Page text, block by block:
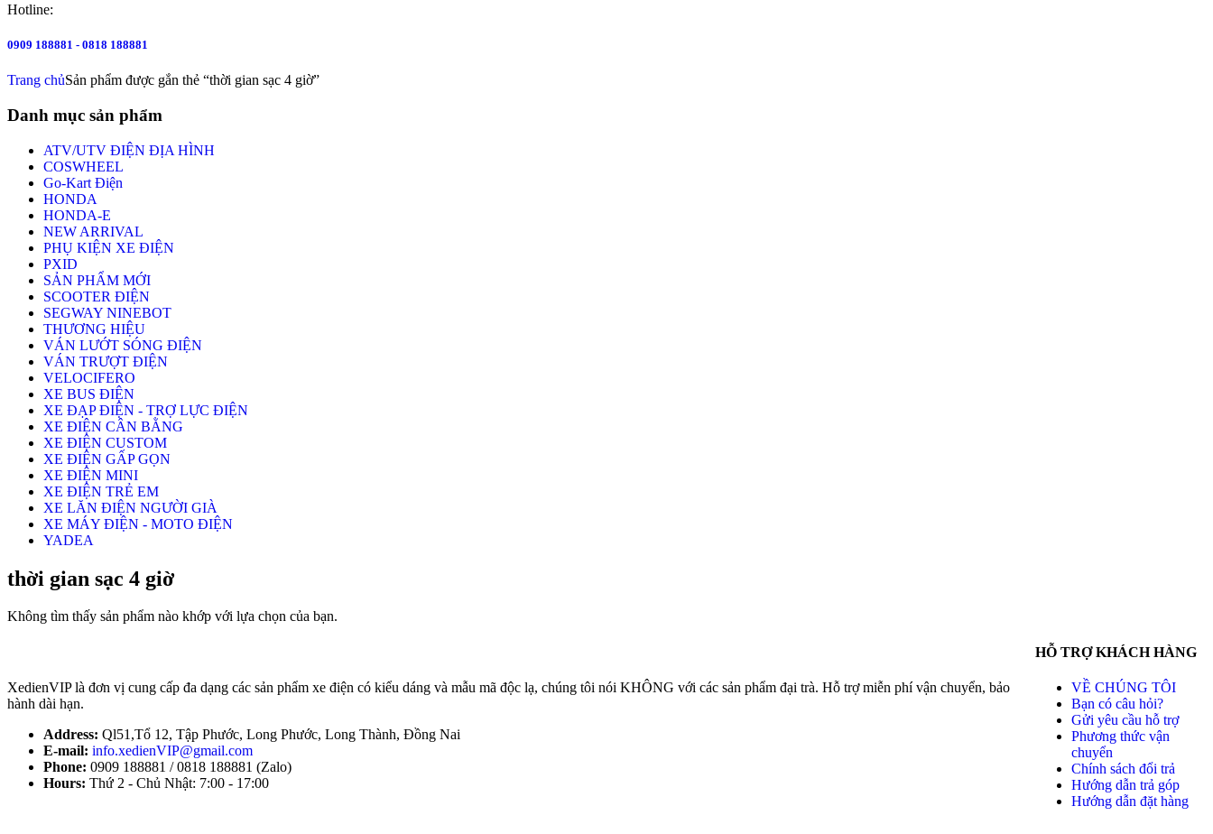
Hotline:
0909 188881 - 0818 188881
Trang chủSản phẩm được gắn thẻ “thời gian sạc 4 giờ”
Danh mục sản phẩm
ATV/UTV ĐIỆN ĐỊA HÌNH
COSWHEEL
Go-Kart Điện
HONDA
HONDA-E
NEW ARRIVAL
PHỤ KIỆN XE ĐIỆN
PXID
SẢN PHẨM MỚI
SCOOTER ĐIỆN
SEGWAY NINEBOT
THƯƠNG HIỆU
VÁN LƯỚT SÓNG ĐIỆN
VÁN TRƯỢT ĐIỆN
VELOCIFERO
XE BUS ĐIỆN
XE ĐẠP ĐIỆN - TRỢ LỰC ĐIỆN
XE ĐIỆN CÂN BẰNG
XE ĐIỆN CUSTOM
XE ĐIỆN GẤP GỌN
XE ĐIỆN MINI
XE ĐIỆN TRẺ EM
XE LĂN ĐIỆN NGƯỜI GIÀ
XE MÁY ĐIỆN - MOTO ĐIỆN
YADEA
thời gian sạc 4 giờ
Không tìm thấy sản phẩm nào khớp với lựa chọn của bạn.
XedienVIP là đơn vị cung cấp đa dạng các sản phẩm xe điện có kiểu dáng và mẫu mã độc lạ, chúng tôi nói KHÔNG với các sản phẩm đại trà. Hỗ trợ miễn phí vận chuyển, bảo
hành dài hạn.
Address: Ql51,Tổ 12, Tập Phước, Long Phước, Long Thành, Đồng Nai
E-mail: info.xedienVIP@gmail.com
Phone: 0909 188881 / 0818 188881 (Zalo)
Hours: Thứ 2 - Chủ Nhật: 7:00 - 17:00
HỖ TRỢ KHÁCH HÀNG
VỀ CHÚNG TÔI
Bạn có câu hỏi?
Gửi yêu cầu hỗ trợ
Phương thức vận
chuyển
Chính sách đổi trả
Hướng dẫn trả góp
Hướng dẫn đặt hàng